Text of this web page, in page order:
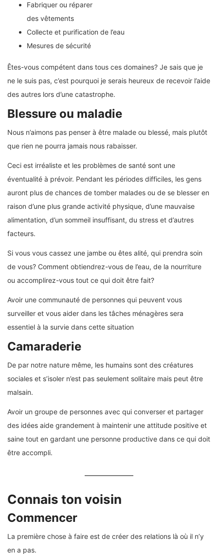
Fabriquer ou réparer
des vêtements
Collecte et purification de l’eau
Mesures de sécurité
Êtes-vous compétent dans tous ces domaines? Je sais que je
ne le suis pas, c’est pourquoi je serais heureux de recevoir l’aide
des autres lors d’une catastrophe.
Blessure ou maladie
Nous n’aimons pas penser à être malade ou blessé, mais plutôt
que rien ne pourra jamais nous rabaisser.
Ceci est irréaliste et les problèmes de santé sont une
éventualité à prévoir. Pendant les périodes difficiles, les gens
auront plus de chances de tomber malades ou de se blesser en
raison d’une plus grande activité physique, d’une mauvaise
alimentation, d’un sommeil insuffisant, du stress et d’autres
facteurs.
Si vous vous cassez une jambe ou êtes alité, qui prendra soin
de vous? Comment obtiendrez-vous de l’eau, de la nourriture
ou accomplirez-vous tout ce qui doit être fait?
Avoir une communauté de personnes qui peuvent vous
surveiller et vous aider dans les tâches ménagères sera
essentiel à la survie dans cette situation
Camaraderie
De par notre nature même, les humains sont des créatures
sociales et s’isoler n’est pas seulement solitaire mais peut être
malsain.
Avoir un groupe de personnes avec qui converser et partager
des idées aide grandement à maintenir une attitude positive et
saine tout en gardant une personne productive dans ce qui doit
être accompli.
Connais ton voisin
Commencer
La première chose à faire est de créer des relations là où il n’y
en a pas.